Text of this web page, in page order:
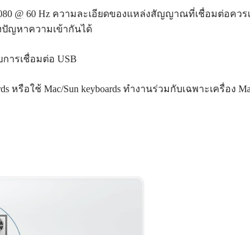
@ 60 Hz ความละเอียดของแหล่งสัญญาณที่เชื่อมต่อควร
งปัญหาความเข้ากันได้
การเชื่อมต่อ USB
หรือใช้ Mac/Sun keyboards ทำงานร่วมกับเฉพาะเครื่อง